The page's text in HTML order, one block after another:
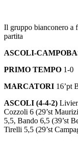
Il gruppo bianconero a
partita
ASCOLI-
PRIMO TEMPO 1-0
MARCATORI 16’pt
ASCOLI (4-4-2)
Cozzoli 6 (29’st
5,5, Bando 6,5 (39’st
Tirelli 5,5 (29’st